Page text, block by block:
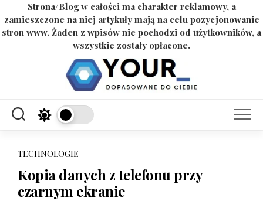
Strona/Blog w całości ma charakter reklamowy, a
zamieszczone na niej artykuły mają na celu pozycjonowanie
stron www. Żaden z wpisów nie pochodzi od użytkowników, a
wszystkie zostały opłacone.
TECHNOLOGIE
Kopia danych z telefonu przy
czarnym ekranie